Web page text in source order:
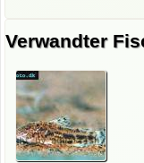
Verwandter